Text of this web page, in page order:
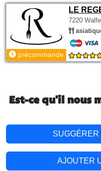
LE
7220
précommande
Est-ce qu'il nous
AJOUTER